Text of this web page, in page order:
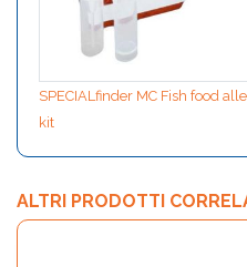
SPECIALfinder MC Fish food
kit
ALTRI PRODOTTI